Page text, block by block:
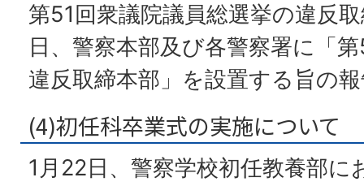
第51回衆議院議員総選挙の違反
日、警察本部及び各警察署に「
違反取締本部」を設置する旨の
(4)初任科卒業式の実施について
1月22日、警察学校初任教養部